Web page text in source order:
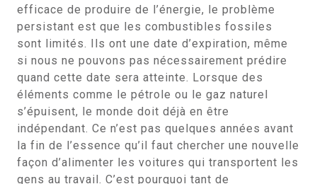
efficace de produire de l’énergie, le problème
persistant est que les combustibles fossiles
sont limités. Ils ont une date d’expiration, même
si nous ne pouvons pas nécessairement prédire
quand cette date sera atteinte. Lorsque des
éléments comme le pétrole ou le gaz naturel
s’épuisent, le monde doit déjà en être
indépendant. Ce n’est pas quelques années avant
la fin de l’essence qu’il faut chercher une nouvelle
façon d’alimenter les voitures qui transportent les
gens au travail. C’est pourquoi tant de